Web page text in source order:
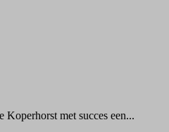
met succes een...